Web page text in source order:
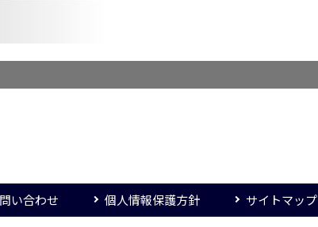
い合わせ 個人情報保護方針 サイトマップ